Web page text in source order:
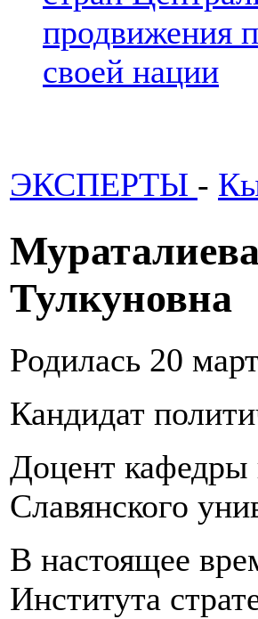
продвижения
своей нации
ЭКСПЕРТЫ -
Тулкуновна
Родилась 20
Кандидат
Доцент кафедры
Славянского
В настоящее
Института